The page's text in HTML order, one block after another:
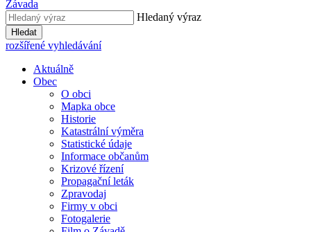
Závada
Hledaný výraz
Hledat
rozšířené vyhledávání
Aktuálně
Obec
O obci
Mapka obce
Historie
Katastrální výměra
Statistické údaje
Informace občanům
Krizové řízení
Propagační leták
Zpravodaj
Firmy v obci
Fotogalerie